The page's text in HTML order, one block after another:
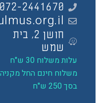
072-2441670
חושן 2, בית
שמש
משלוח 30 ש"ח
חינם החל מקניה